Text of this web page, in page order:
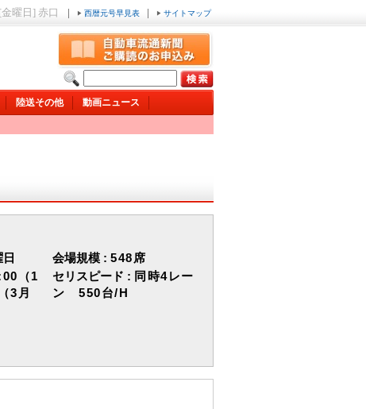
曜日] 赤口 西暦元号早見表 サイトマップ
陸送その他
動画ニュース
（1
3月
会場規模 : 548席
セリスピード : 同時4レー
ン 550台/H